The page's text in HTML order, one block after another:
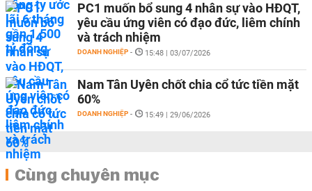
PC1 muốn bổ sung 4 nhân sự vào HĐQT,
yêu cầu ứng viên có đạo đức, liêm chính
và trách nhiệm
DOANH NGHIỆP - 15:48 | 03/07/2026
Nam Tân Uyên chốt chia cổ tức tiền mặt
60%
DOANH NGHIỆP - 15:49 | 29/06/2026
Cùng chuyên mục